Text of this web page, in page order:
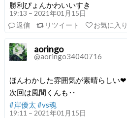
勝利ぴょんかわいいすき
19:13 – 2021年01月15日
返信
リツイート お気に入り
aoringo
@aoringo34040716
ほんわかした雰囲気が素晴らしい❤︎
次回は風間くんも‥
#岸優太 #vs魂
19:11 – 2021年01月15日